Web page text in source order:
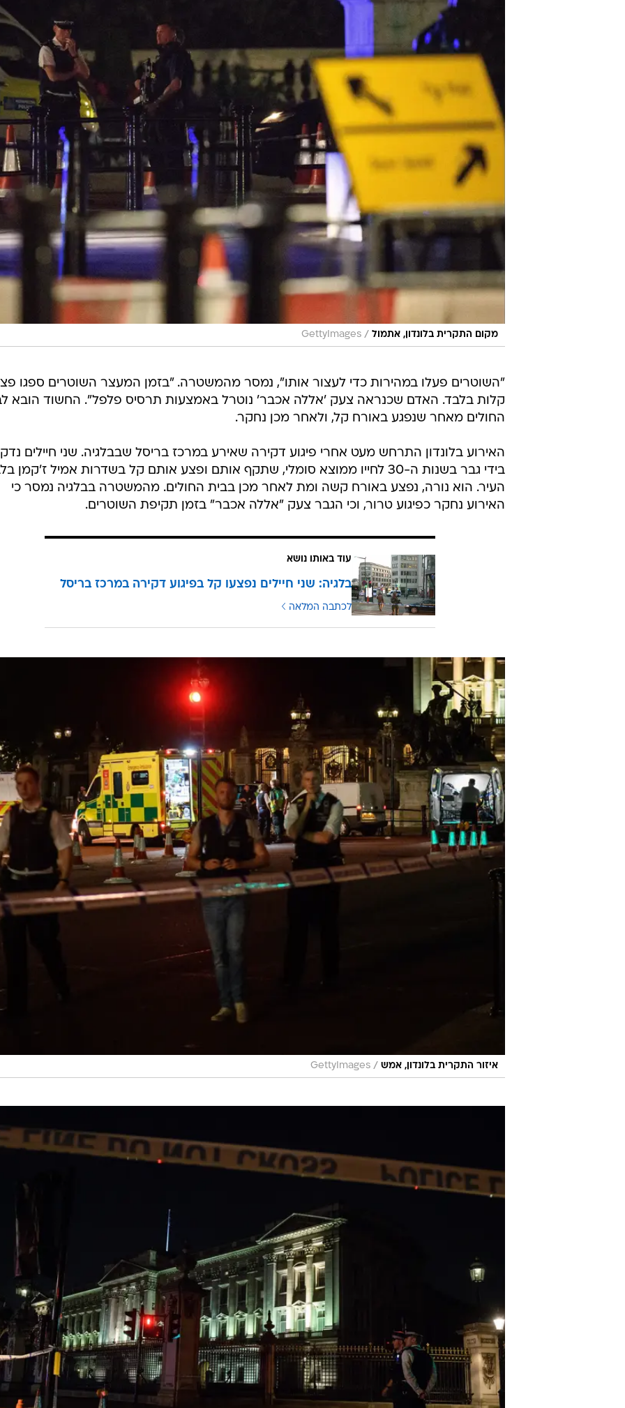
מקום התקרית בלונדון, אתמול /
GettyImages
"השוטרים פעלו במהירות כדי לעצור אותו", נמסר מהמשטרה. "בזמן המעצר השוטרים ספגו
קלות בלבד. האדם שכנראה צעק 'אללה אכבר' נוטרל באמצעות תרסיס פלפל". החשוד הובא
החולים מאחר שנפגע באורח קל, ולאחר מכן נחקר.
האירוע בלונדון התרחש מעט אחרי פיגוע דקירה שאירע במרכז בריסל שבבלגיה. שני חיילים
בידי גבר בשנות ה-30 לחייו ממוצא סומלי, שתקף אותם ופצע אותם קל בשדרות אמיל ז'קמן
העיר. הוא נורה, נפצע באורח קשה ומת לאחר מכן בבית החולים. מהמשטרה בבלגיה נמסר כי
האירוע נחקר כפיגוע טרור, וכי הגבר צעק "אללה אכבר" בזמן תקיפת השוטרים.
עוד באותו נושא
בלגיה: שני חיילים נפצעו קל בפיגוע דקירה במרכז בריסל
לכתבה המלאה
איזור התקרית בלונדון, אמש /
GettyImages